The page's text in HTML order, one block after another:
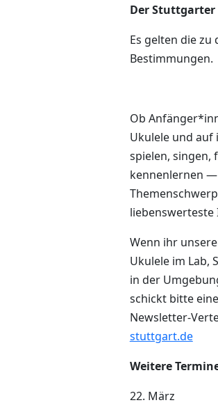
Der
Es gelten die
Bestimmungen.
Ob
Ukulele und auf
spielen, singen,
kennenlernen
Wenn ihr
Ukulele im Lab,
in der
schickt bitte
Newsletter-
stuttgart.de
Weitere
22. März